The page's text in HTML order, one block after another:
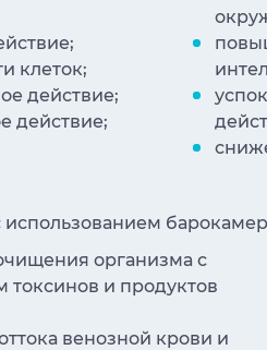
клеток;
действие;
действие;
организма с
токсинов и продуктов
венозной крови и